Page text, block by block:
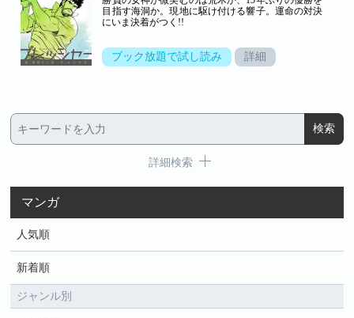
目指す海洞か。現地に駆け付ける響子。運命の対決
にいま決着がつく!!
ブック放題で試し読み 詳細
詳細検索
マンガ
人気順
新着順
ジャンル別